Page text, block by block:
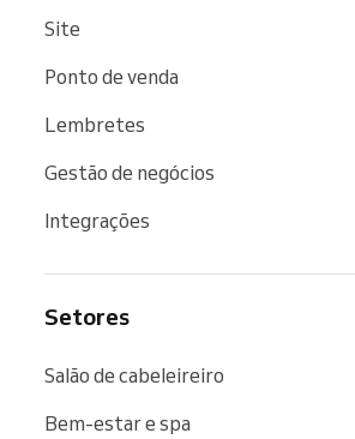
Site
Ponto de venda
Lembretes
Gestão de negócios
Integrações
Setores
Salão de cabeleireiro
Bem-estar e spa